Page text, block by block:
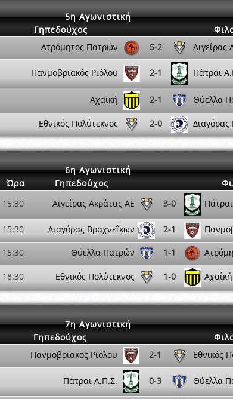
5η Αγωνιστική
Γηπεδούχος
Ατρόμητος Πατρών 5-2 Αιγείρας
Πανμοβριακός Ριόλου 2-1 Πάτραι
Αχαΐκή 2-1 Θύελλα
Εθνικός Πολύτεκνος 2-0 Διαγόρας
6η Αγωνιστική
Ώρα Γηπεδούχος
15:30 Αιγείρας Ακράτας ΑΕ 3-0
15:30 Διαγόρας Βραχνεΐκων 2-1
15:30 Θύελλα Πατρών 1-1
18:30 Εθνικός Πολύτεκνος 1-0 Αχαΐκή
7η Αγωνιστική
Γηπεδούχος
Πανμοβριακός Ριόλου 2-1 Εθνικός
Πάτραι Α.Π.Σ. 0-3 Θύελλα